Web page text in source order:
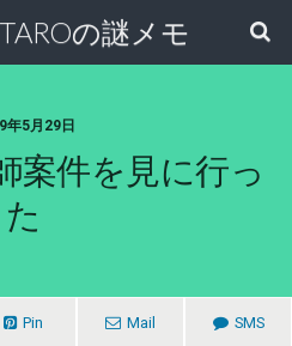
の謎メモ
年5月29日
案件を見に行っ
た
Pin Mail SMS